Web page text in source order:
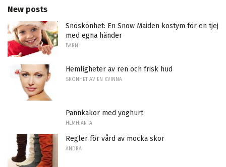
New posts
Snöskönhet: En Snow Maiden kostym för en tjej
med egna händer
BARN
Hemligheter av ren och frisk hud
SKÖNHET AV EN KVINNA
Pannkakor med yoghurt
HEMHJÄRTA
Regler för vård av mocka skor
ANDRA